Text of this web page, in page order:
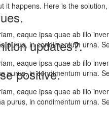
it happens. Here is the
eaque ipsa quae ab illo
purus, in condimentum urna.
updates?.
eaque ipsa quae ab illo
purus, in condimentum urna.
positive.
eaque ipsa quae ab illo
purus, in condimentum urna.